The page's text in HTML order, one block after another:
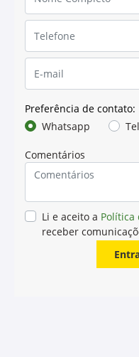
HY-GARD™
Óleo
Transmissão
O HY-GARD™ é um
que proporciona o
proteção contra o
de transmissão.
equipamentos com